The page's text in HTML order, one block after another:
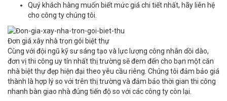
Quý khách hàng muốn biết mức giá chi tiết nhất, hãy liên hệ
cho công ty chúng tôi.
Đơn giá xây nhà trọn gói biệt thự
Cùng với đội ngũ kỹ sư sáng tạo và lực lượng công nhân dồi dào,
đơn vị thi công uy tín nhất thị trường sẽ đem đến cho bạn một căn
nhà biệt thự đẹp hiện đại theo yêu cầu riêng. Chúng tôi đảm bảo giá
thành là hợp lý so với trên thị trường và đảm bảo thời gian thi công
nhanh bàn giao nhà đúng tiến độ so với các công ty còn lại.